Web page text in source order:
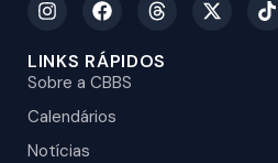
LINKS RÁPIDOS
Sobre a CBBS
Calendários
Notícias